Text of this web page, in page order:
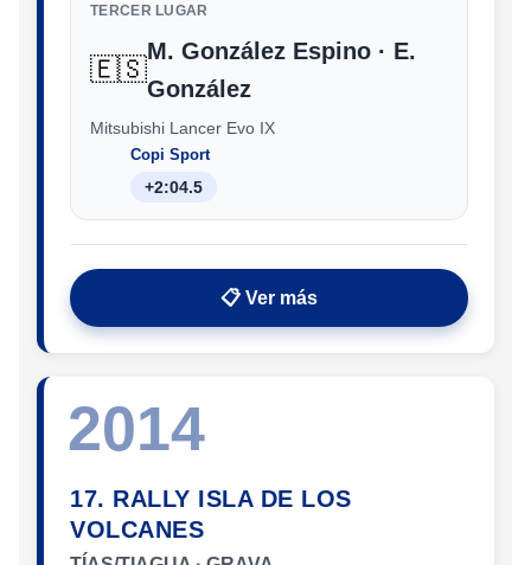
TERCER LUGAR
🇪🇸
M. González Espino · E.
González
Mitsubishi Lancer Evo IX
Copi Sport
+2:04.5
📋 Ver más
2014
17. RALLY ISLA DE LOS
VOLCANES